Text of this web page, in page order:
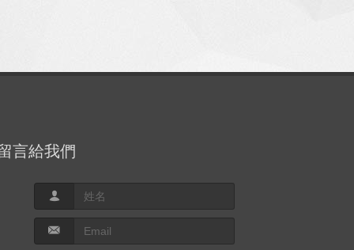
言給我們